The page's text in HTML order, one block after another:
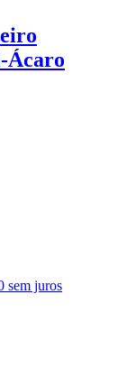
Ácaro
sem juros